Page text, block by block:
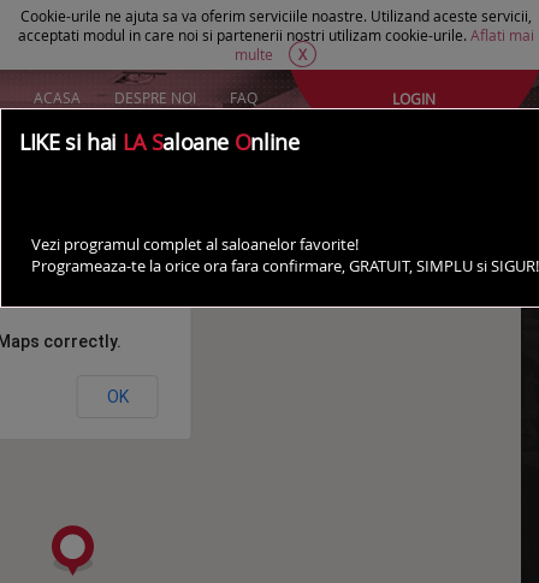
Cookie-urile ne ajuta sa va oferim serviciile noastre. Utilizand aceste servicii,
acceptati modul in care noi si partenerii nostri utilizam cookie-urile. Aflati mai
multe
X
ACASA DESPRE NOI FAQ
AI UN SALON?
LOGIN
correctly.
OK
LIKE si hai LA Saloane Online
Vezi programul complet al saloanelor favorite!
Programeaza-te la orice ora fara confirmare, GRATUIT, SIMPLU si SIGUR!